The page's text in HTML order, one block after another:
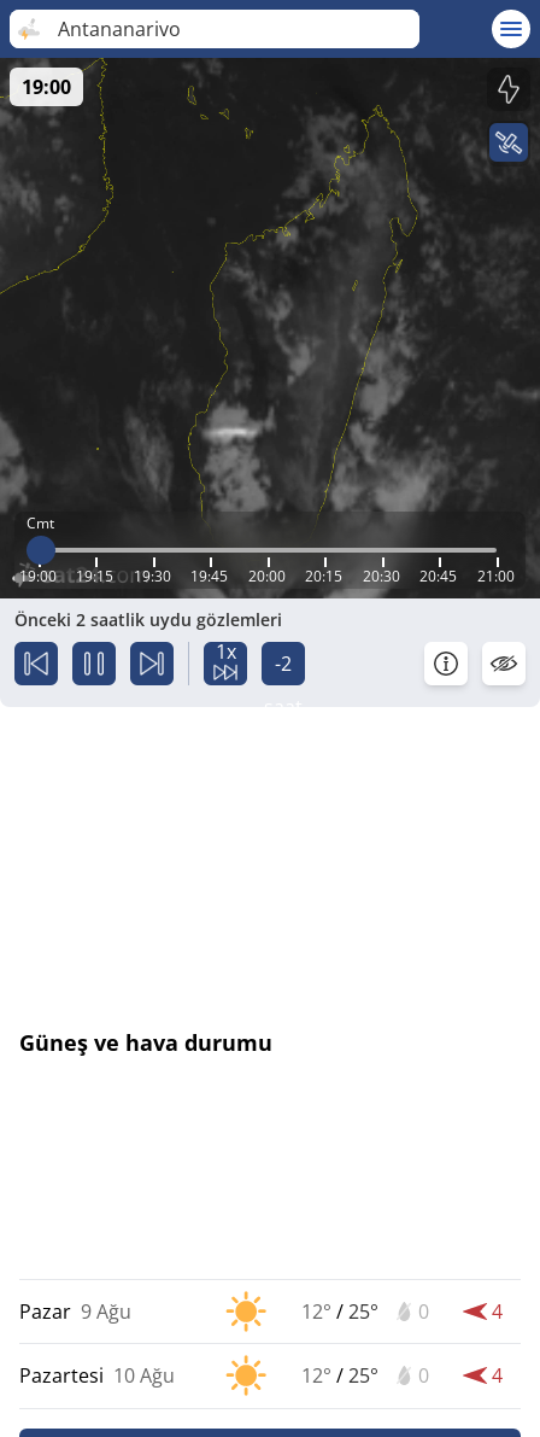
Antananarivo
Cmt
19:00 19:15 19:30 19:45 20:00 20:15 20:30 20:45 21:00
19:00
Önceki 2 saatlik uydu gözlemleri
1x
-2
Güneş ve hava durumu
Pazar 9 Ağu 12° /25° 0 4
Pazartesi 10 Ağu 12° /25° 0 4